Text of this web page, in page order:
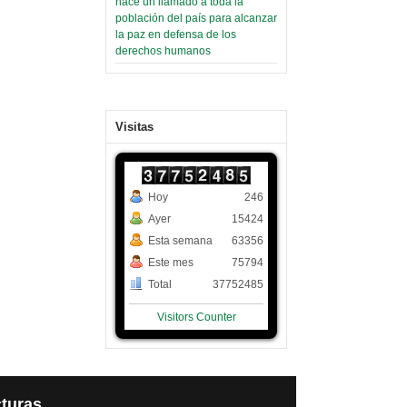
población del país para alcanzar
la paz en defensa de los
derechos humanos
Visitas
Hoy
Ayer
Esta semana
Este mes
Total
246
15424
63356
75794
37752485
Visitors Counter